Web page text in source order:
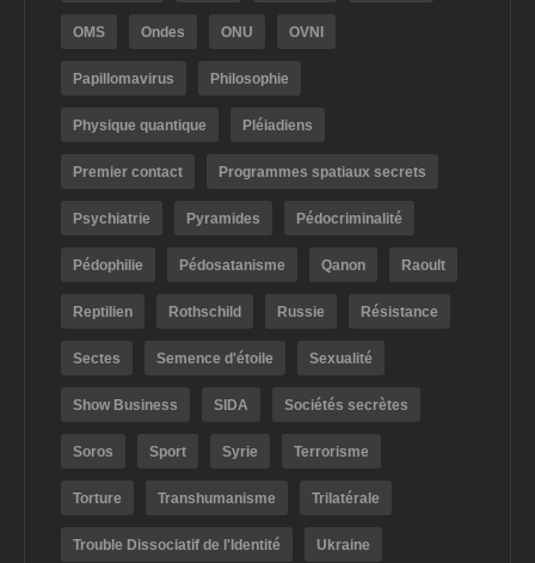
OMS Ondes ONU OVNI
Papillomavirus Philosophie
Physique quantique Pléiadiens
Premier contact Programmes spatiaux secrets
Psychiatrie Pyramides Pédocriminalité
Pédophilie Pédosatanisme Qanon Raoult
Reptilien Rothschild Russie Résistance
Sectes Semence d'étoile Sexualité
Show Business SIDA Sociétés secrètes
Soros Sport Syrie Terrorisme
Torture Transhumanisme Trilatérale
Trouble Dissociatif de l'Identité Ukraine